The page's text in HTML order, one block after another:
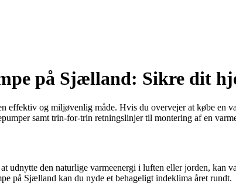
på Sjælland: Sikre dit
effektiv og miljøvenlig måde. Hvis du overvejer at købe en
samt trin-for-trin retningslinjer til montering af en
udnytte den naturlige varmeenergi i luften eller jorden, kan
på Sjælland kan du nyde et behageligt indeklima året rundt.